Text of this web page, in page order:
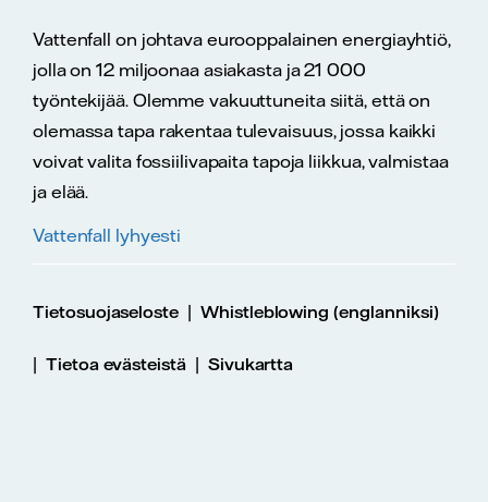
Vattenfall on johtava eurooppalainen energiayhtiö,
jolla on 12 miljoonaa asiakasta ja 21 000
työntekijää. Olemme vakuuttuneita siitä, että on
olemassa tapa rakentaa tulevaisuus, jossa kaikki
voivat valita fossiilivapaita tapoja liikkua, valmistaa
ja elää.
Vattenfall lyhyesti
Tietosuojaseloste | Whistleblowing (englanniksi)
| Tietoa evästeistä | Sivukartta